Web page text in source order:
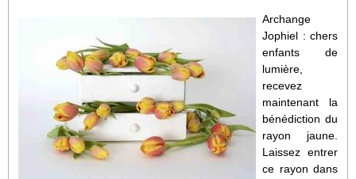
Archange
Jophiel : chers
enfants de
lumière,
recevez
maintenant la
bénédiction du
rayon jaune.
Laissez entrer
ce rayon dans